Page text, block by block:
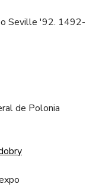
Seville '92. 1492-
de Polonia